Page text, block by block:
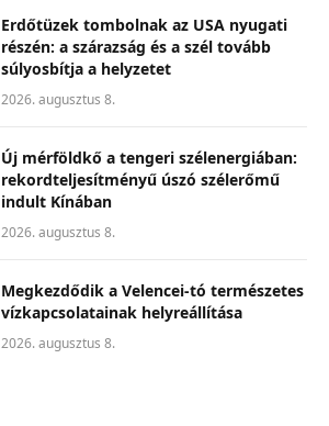
Erdőtüzek tombolnak az USA nyugati
részén: a szárazság és a szél tovább
súlyosbítja a helyzetet
2026. augusztus 8.
Új mérföldkő a tengeri szélenergiában:
rekordteljesítményű úszó szélerőmű
indult Kínában
2026. augusztus 8.
Megkezdődik a Velencei-tó természetes
vízkapcsolatainak helyreállítása
2026. augusztus 8.